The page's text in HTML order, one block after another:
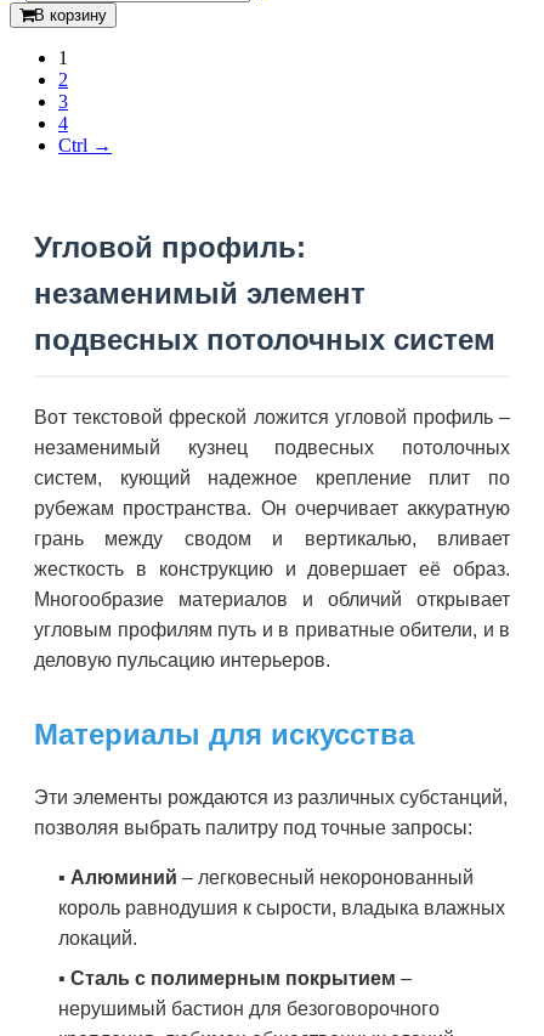
В корзину
1
2
3
4
Ctrl →
Угловой профиль:
незаменимый элемент
подвесных потолочных систем
Вот текстовой фреской ложится угловой профиль –
незаменимый кузнец подвесных потолочных
систем, кующий надежное крепление плит по
рубежам пространства. Он очерчивает аккуратную
грань между сводом и вертикалью, вливает
жесткость в конструкцию и довершает её образ.
Многообразие материалов и обличий открывает
угловым профилям путь и в приватные обители, и в
деловую пульсацию интерьеров.
Материалы для искусства
Эти элементы рождаются из различных субстанций,
позволяя выбрать палитру под точные запросы:
▪️ Алюминий – легковесный некоронованный
король равнодушия к сырости, владыка влажных
локаций.
▪️ Сталь с полимерным покрытием –
нерушимый бастион для безоговорочного